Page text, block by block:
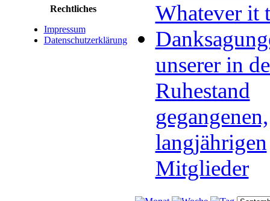
Rechtliches
Impressum
Datenschutzerklärung
Whatever it
unserer in
Ruhestand
gegangenen,
langjährigen
Mitglieder